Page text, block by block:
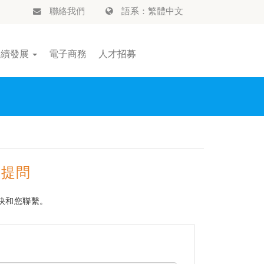
聯絡我們 語系：繁體中文
發展 電子商務 人才招募
問
您聯繫。